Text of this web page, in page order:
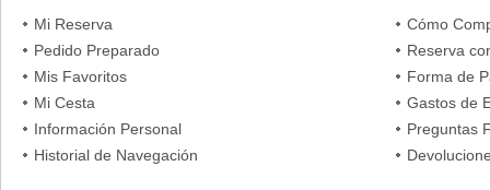
Mi Reserva
Pedido Preparado
Mis Favoritos
Mi Cesta
Información Personal
Historial de Navegación
Cómo
Reserva
Forma de
Gastos de
Preguntas